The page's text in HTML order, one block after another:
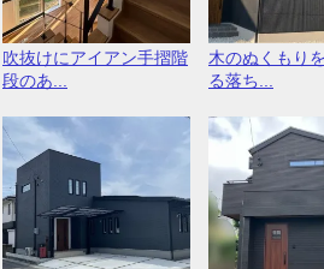
吹抜けにアイアン手摺階
段のあ...
木のぬくもり
る落ち...